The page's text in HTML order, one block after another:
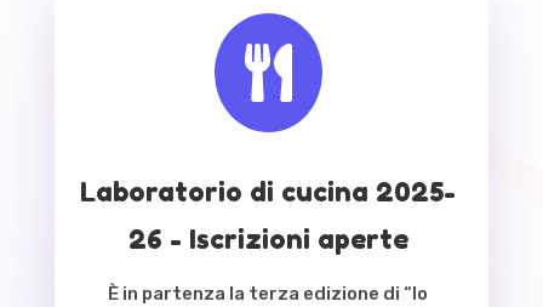

Laboratorio di cucina 2025-
26 - Iscrizioni aperte
È in partenza la terza edizione di “Io